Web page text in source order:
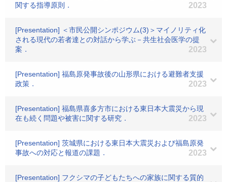
関する指導原則．
2023
[Presentation] ＜市民公開シンポジウム(3)＞マイノリティ化
される現代の若者達との対話から学ぶ－共生社会医学の提
案．
2023
[Presentation] 福島原発事故後の山形県における避難者支援
政策．
2023
[Presentation] 福島県喜多方市における東日本大震災から現
在も続く問題や被害に関する研究．
2023
[Presentation] 茨城県における東日本大震災および福島原発
事故への対応と報道の課題．
2023
[Presentation] フクシマの子どもたちへの家族に関する質的